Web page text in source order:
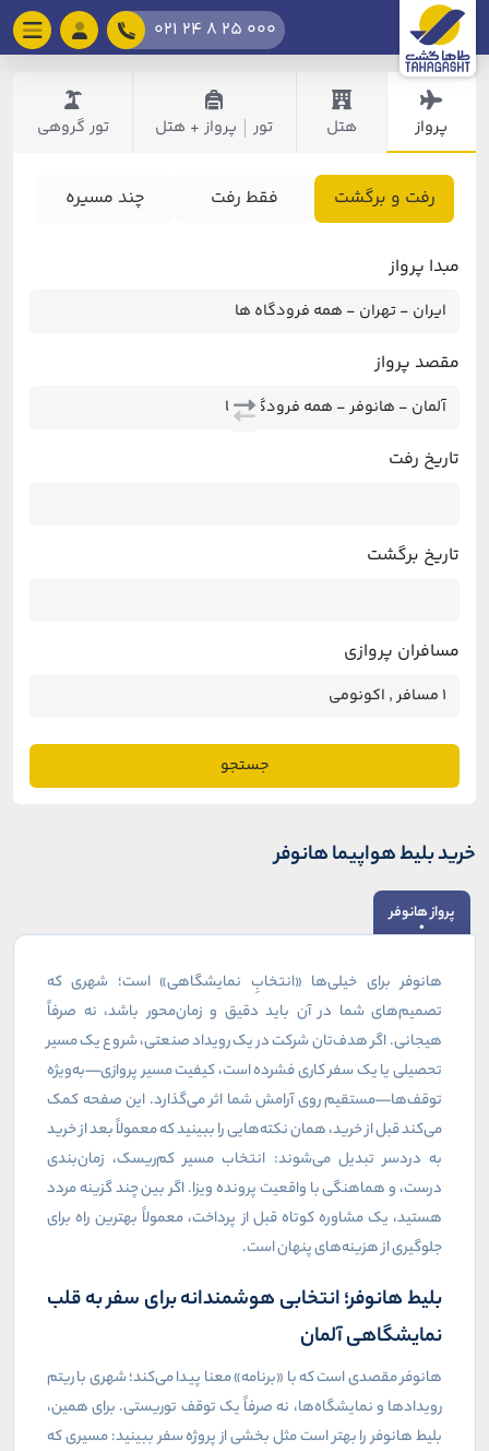
021 24 8 25 000
پرواز هتل تور پرواز + هتل تور گروهی
رفت و برگشت فقط رفت چند مسیره
مبدا پرواز
مقصد پرواز
تاریخ رفت
تاریخ برگشت
مسافران پروازی
جستجو
خرید بلیط هواپیما هانوفر
پرواز هانوفر
هانوفر برای خیلی‌ها «انتخابِ نمایشگاهی» است؛ شهری که
تصمیم‌های شما در آن باید دقیق و زمان‌محور باشد، نه صرفاً
هیجانی. اگر هدف‌تان شرکت در یک رویداد صنعتی، شروع یک مسیر
تحصیلی یا یک سفر کاری فشرده است، کیفیت مسیر پروازی—به‌ویژه
توقف‌ها—مستقیم روی آرامش شما اثر می‌گذارد. این صفحه کمک
می‌کند قبل از خرید، همان نکته‌هایی را ببینید که معمولاً بعد از خرید
به دردسر تبدیل می‌شوند: انتخاب مسیر کم‌ریسک، زمان‌بندی
درست، و هماهنگی با واقعیت پرونده ویزا. اگر بین چند گزینه مردد
هستید، یک مشاوره کوتاه قبل از پرداخت، معمولاً بهترین راه برای
جلوگیری از هزینه‌های پنهان است.
بلیط هانوفر؛ انتخابی هوشمندانه برای سفر به قلب
نمایشگاهی آلمان
هانوفر مقصدی است که با «برنامه» معنا پیدا می‌کند؛ شهری با ریتم
رویدادها و نمایشگاه‌ها، نه صرفاً یک توقف توریستی. برای همین،
بلیط هانوفر را بهتر است مثل بخشی از پروژه سفر ببینید: مسیری که